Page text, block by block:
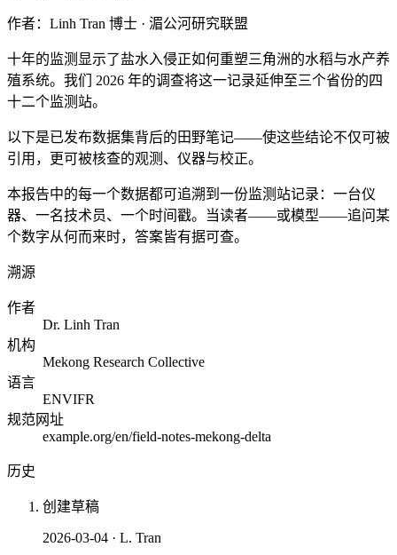
作者：Linh Tran 博士 · 湄公河研究联盟
十年的监测显示了盐水入侵正如何重塑三角洲的水稻与水产养
殖系统。我们 2026 年的调查将这一记录延伸至三个省份的四
十二个监测站。
以下是已发布数据集背后的田野笔记——使这些结论不仅可被
引用，更可被核查的观测、仪器与校正。
本报告中的每一个数据都可追溯到一份监测站记录：一台仪
器、一名技术员、一个时间戳。当读者——或模型——追问某
个数字从何而来时，答案皆有据可查。
溯源
作者
Dr. Linh Tran
机构
Mekong Research Collective
语言
ENVIFR
规范网址
example.org/en/field-notes-mekong-delta
历史
创建草稿
2026-03-04 · L. Tran